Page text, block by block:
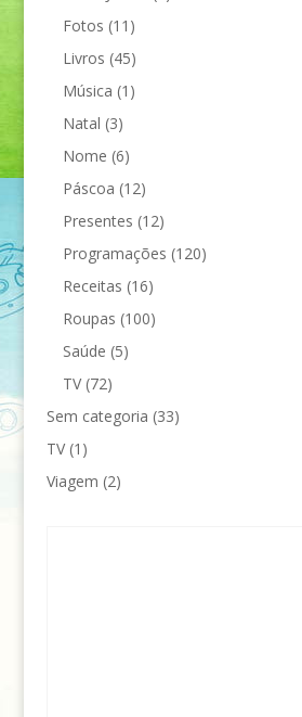
Fotos (11)
Livros (45)
Música (1)
Natal (3)
Nome (6)
Páscoa (12)
Presentes (12)
Programações (120)
Receitas (16)
Roupas (100)
Saúde (5)
TV(72)
Sem categoria (33)
TV(1)
Viagem (2)